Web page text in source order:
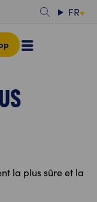
FR
la plus sûre et la